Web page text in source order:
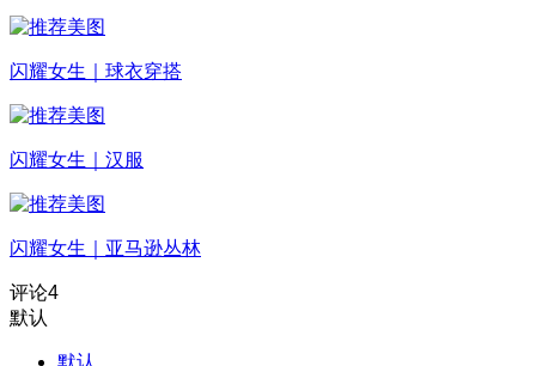
闪耀女生｜球衣穿搭
闪耀女生｜汉服
闪耀女生｜亚马逊丛林
评论4
默认